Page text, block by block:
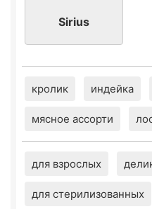
Sirius
кролик индейка
мясное ассорти
для взрослых
для стерилизованных